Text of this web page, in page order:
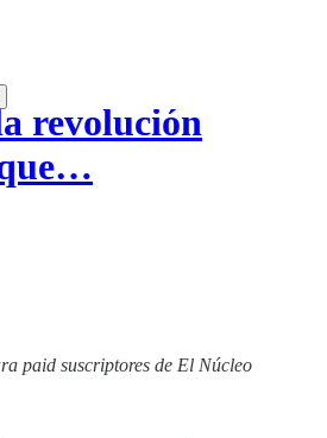
revolución
paid suscriptores de El Núcleo